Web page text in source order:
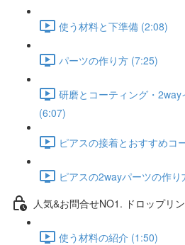
使う材料と下準備 (2:08)
パーツの作り方 (7:25)
研磨とコーティング・
(6:07)
ピアスの接着とおすすめコ
ピアスの2wayパーツの作
人気&お問合せNO1. ドロップリ
使う材料の紹介 (1:50)